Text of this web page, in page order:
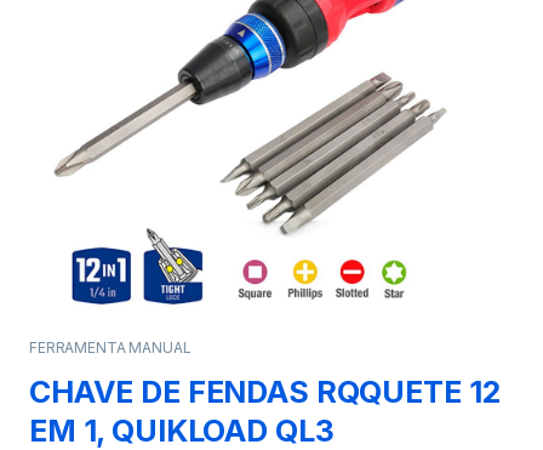
FERRAMENTA MANUAL
CHAVE DE FENDAS RQQUETE 12
EM 1, QUIKLOAD QL3